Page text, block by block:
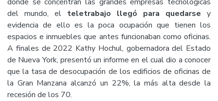
del mundo, el teletrabajo llegó para quedarse y
evidencia de ello es la poca ocupación que tienen los
espacios e inmuebles que antes funcionaban como oficinas.
A finales de 2022 Kathy Hochul, gobernadora del Estado
de Nueva York, presentó un informe en el cual dio a conocer
que la tasa de desocupación de los edificios de oficinas de
la Gran Manzana alcanzó un 22%, la más alta desde la
recesión de los 70.